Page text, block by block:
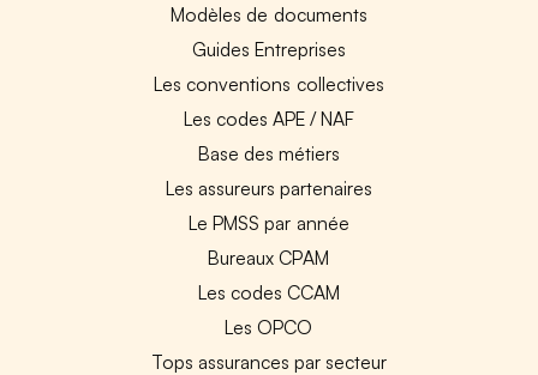
Modèles de documents
Guides Entreprises
Les conventions collectives
Les codes APE / NAF
Base des métiers
Les assureurs partenaires
Le PMSS par année
Bureaux CPAM
Les codes CCAM
Les OPCO
Tops assurances par secteur